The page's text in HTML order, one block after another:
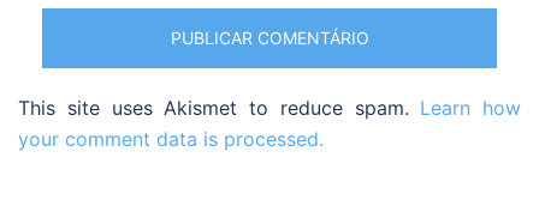
This site uses Akismet to reduce spam. Learn how
your comment data is processed.